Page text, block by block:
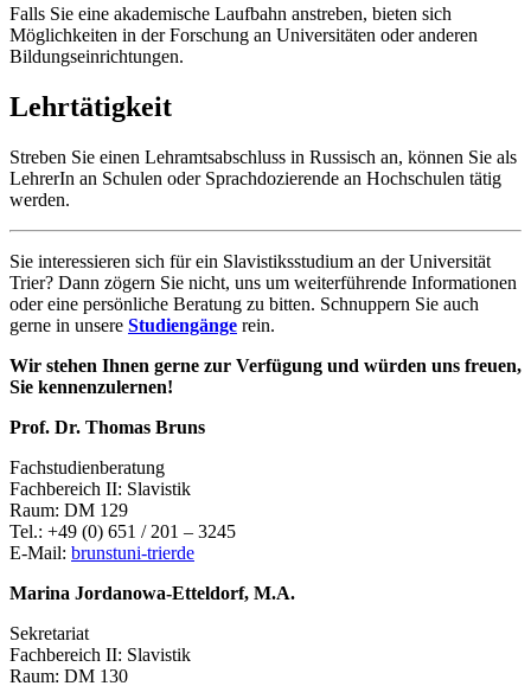
Falls Sie eine akademische Laufbahn anstreben, bieten sich
Möglichkeiten in der Forschung an Universitäten oder anderen
Bildungseinrichtungen.
Lehrtätigkeit
Streben Sie einen Lehramtsabschluss in Russisch an, können Sie als
LehrerIn an Schulen oder Sprachdozierende an Hochschulen tätig
werden.
Sie interessieren sich für ein Slavistiksstudium an der Universität
Trier? Dann zögern Sie nicht, uns um weiterführende Informationen
oder eine persönliche Beratung zu bitten. Schnuppern Sie auch
gerne in unsere Studiengänge rein.
Wir stehen Ihnen gerne zur Verfügung und würden uns freuen,
Sie kennenzulernen!
Prof. Dr. Thomas Bruns
Fachstudienberatung
Fachbereich II: Slavistik
Raum: DM 129
Tel.: +49 (0) 651 / 201 – 3245
E-Mail: brunstuni-trierde
Marina Jordanowa-Etteldorf, M.A.
Sekretariat
Fachbereich II: Slavistik
Raum: DM 130